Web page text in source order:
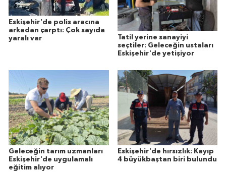
Eskişehir'de polis aracına
arkadan çarptı: Çok sayıda
yaralı var
Tatil yerine sanayiyi
seçtiler: Geleceğin ustaları
Eskişehir'de yetişiyor
Geleceğin tarım uzmanları
Eskişehir'de uygulamalı
eğitim alıyor
Eskişehir'de hırsızlık: Kayıp
4 büyükbaştan biri bulundu